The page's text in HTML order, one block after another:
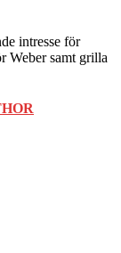
intresse för
Weber samt grilla